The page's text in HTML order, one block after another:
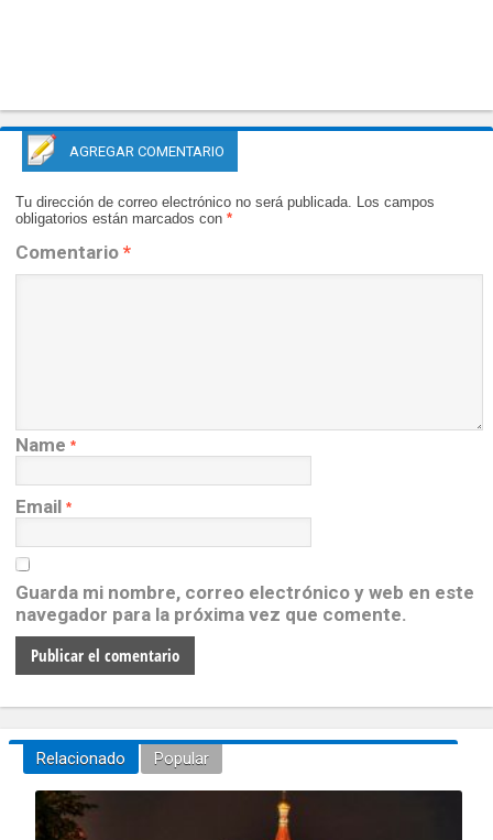
AGREGAR COMENTARIO
Tu dirección de correo electrónico no será publicada. Los campos
obligatorios están marcados con *
Comentario *
Name *
Email *
Guarda mi nombre, correo electrónico y web en este
navegador para la próxima vez que comente.
Relacionado Popular